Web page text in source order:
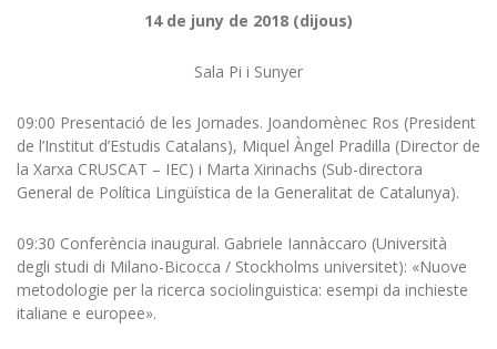
14de juny de 2018 (dijous)
Sala Pi i Sunyer
09:00 Presentació de les Jornades. Joandomènec Ros (President
de l’Institut d’Estudis Catalans), Miquel Àngel Pradilla (Director de
la Xarxa CRUSCAT – IEC) i Marta Xirinachs (Sub-directora
General de Política Lingüística de la Generalitat de Catalunya).
09:30 Conferència inaugural. Gabriele Iannàccaro (Università
degli studi di Milano-Bicocca / Stockholms universitet): «Nuove
metodologie per la ricerca sociolinguistica: esempi da inchieste
italiane e europee».